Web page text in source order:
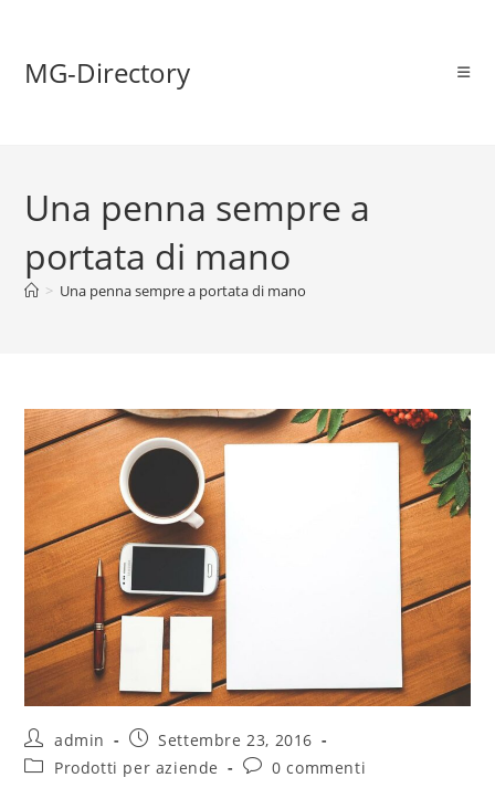
MG-Directory
Una penna sempre a
portata di mano
> Una penna sempre a portata di mano
admin
Settembre 23, 2016
Prodotti per aziende
0 commenti